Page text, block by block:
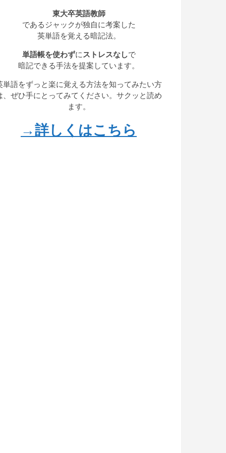
東大卒英語教師
であるジャックが独自に考案した
英単語を覚える暗記法。
単語帳を使わずに ストレスなしで
暗記できる手法を提案しています。
単語をずっと楽に覚える方法を知ってみたい方
、ぜひ手にとってみてください。サクッと読め
ます。
→詳しくはこちら